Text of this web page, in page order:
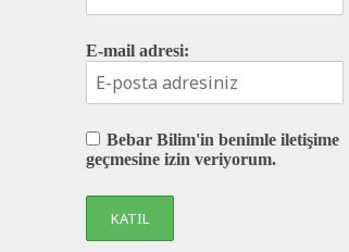
E-mail adresi:
Bebar Bilim'in benimle iletişime
geçmesine izin veriyorum.